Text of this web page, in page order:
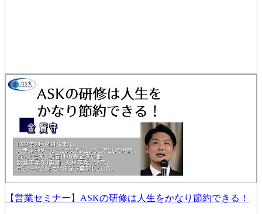
【営業セミナー】ASKの研修は人生をかなり節約できる！